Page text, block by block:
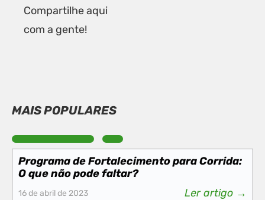
Compartilhe aqui
com a gente!
MAIS POPULARES
Programa de Fortalecimento para Corrida:
O que não pode faltar?
16 de abril de 2023 Ler artigo →